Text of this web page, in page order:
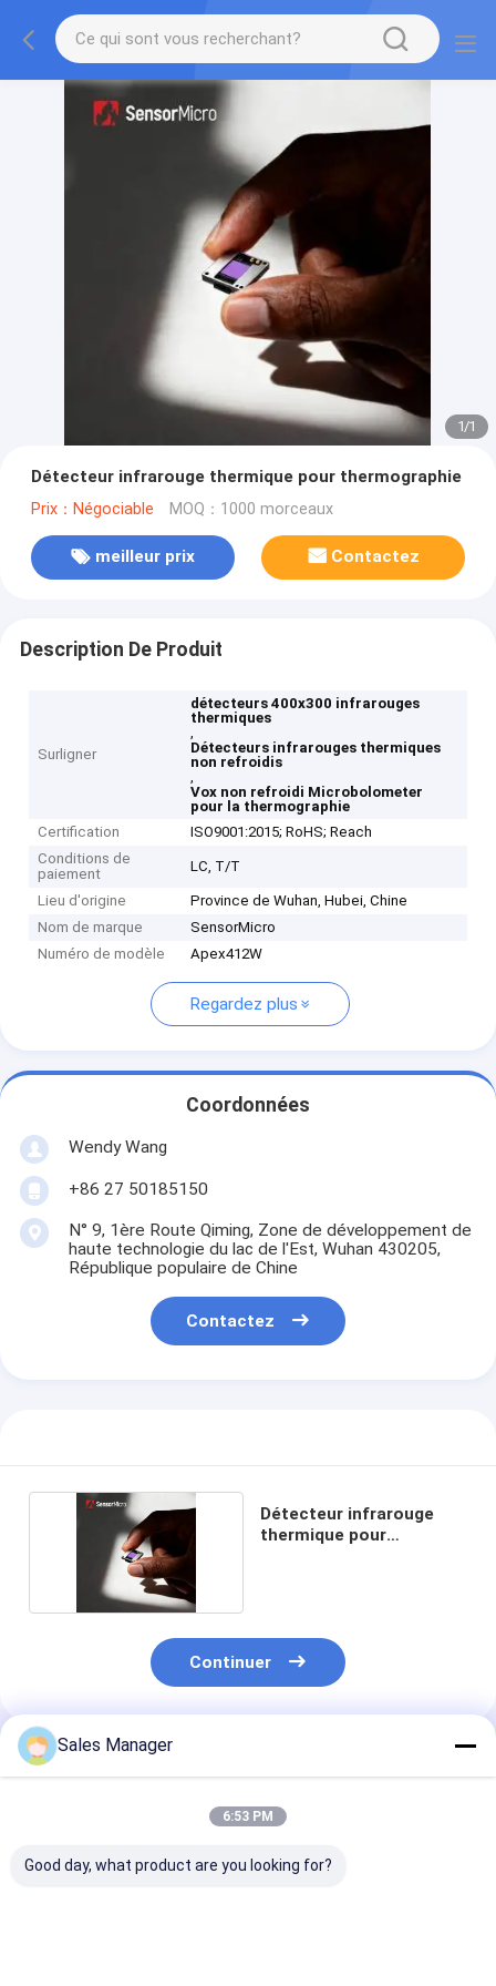
1/1
Détecteur infrarouge thermique pour thermographie
Prix：Négociable MOQ：1000 morceaux
meilleur prix Contactez
Description De Produit
Surligner
détecteurs 400x300 infrarouges
thermiques
,
Détecteurs infrarouges thermiques
non refroidis
,
Vox non refroidi Microbolometer
pour la thermographie
Certification
ISO9001:2015; RoHS; Reach
Conditions de
paiement
LC, T/T
Lieu d'origine
Province de Wuhan, Hubei, Chine
Nom de marque
SensorMicro
Numéro de modèle
Apex412W
Regardez plus
Coordonnées
Wendy Wang
+86 27 50185150
N° 9, 1ère Route Qiming, Zone de développement de
haute technologie du lac de l'Est, Wuhan 430205,
République populaire de Chine
Contactez
Détecteur infrarouge
thermique pour
Continuer
Produits Recommandés
Sales Manager
6:53 PM
Good day, what product are you looking for?